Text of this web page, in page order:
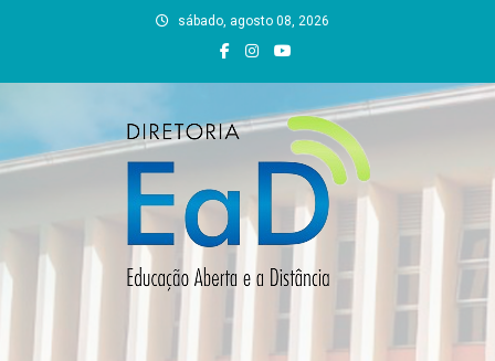
sábado, agosto 08, 2026
DEAD UFVJM